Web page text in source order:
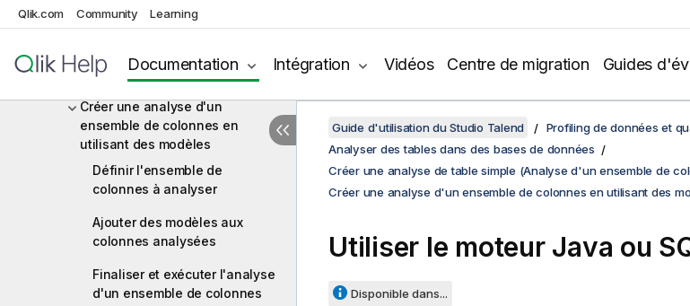
Qlik.com Community Learning
Documentation Intégration Vidéos Centre de migration Guides
de données
(Analyse d'un ensemble de
colonnes)
Créer une analyse d'un
ensemble de colonnes en
utilisant des modèles
Définir l'ensemble de
colonnes à analyser
Ajouter des modèles aux
colonnes analysées
Finaliser et exécuter l'analyse
d'un ensemble de colonnes
Guide d'utilisation du Studio Talend Profiling de données et
Analyser des tables dans des bases de données
Créer une analyse de table simple (Analyse d'un ensemble de
Créer une analyse d'un ensemble de colonnes en utilisant des
Utiliser le moteur Java ou
Disponible dans...